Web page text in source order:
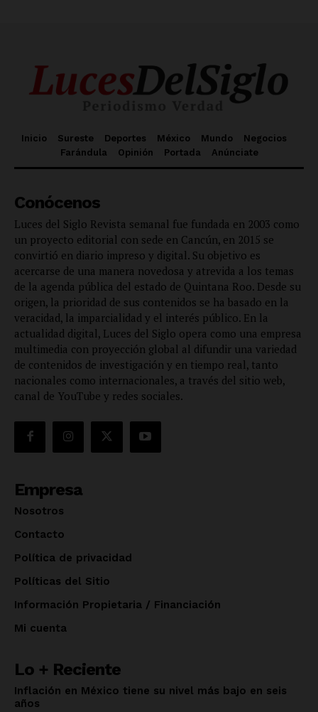
Inicio Sureste Deportes México Mundo
Negocios
Farándula
Opinión Portada Anúnciate
Conócenos
Luces del Siglo Revista semanal fue fundada en 2003 como
un proyecto editorial con sede en Cancún, en 2015 se
convirtió en diario impreso y digital. Su objetivo es
acercarse de una manera novedosa y atrevida a los temas
de la agenda pública del estado de Quintana Roo. Desde su
origen, la prioridad de sus contenidos se ha basado en la
veracidad, la imparcialidad y el interés público. En la
actualidad digital, Luces del Siglo opera como una empresa
multimedia con proyección global al difundir una variedad
de contenidos de investigación y en tiempo real, tanto
nacionales como internacionales, a través del sitio web,
canal de YouTube y redes sociales.
Empresa
Nosotros
Contacto
Política de privacidad
Políticas del Sitio
Información Propietaria / Financiación
Mi cuenta
Lo + Reciente
Inflación en México tiene su nivel más bajo en seis
años